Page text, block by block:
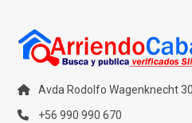
Avda Rodolfo Wagenknecht
+56 990 990 670